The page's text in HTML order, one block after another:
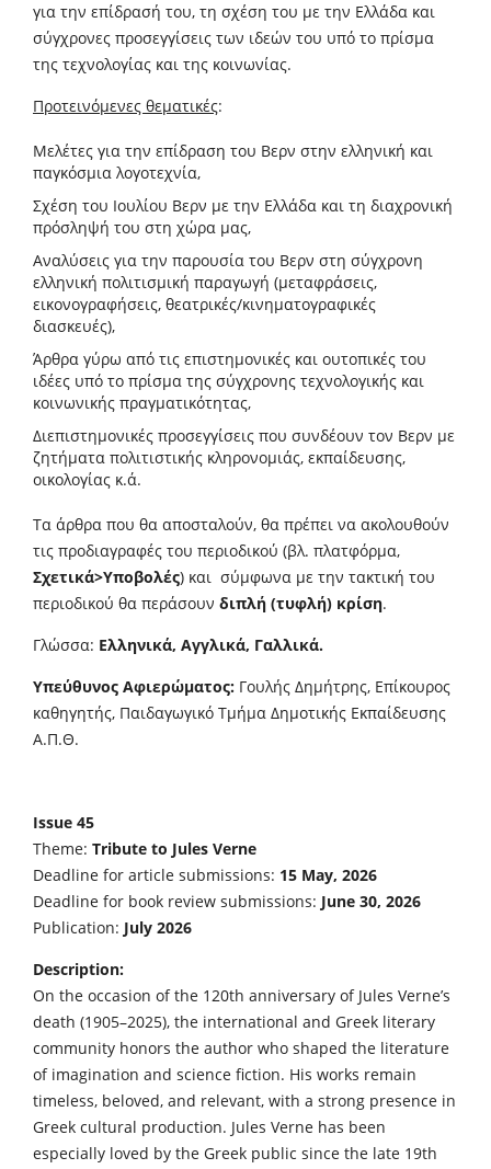
για την επίδρασή του, τη σχέση του με την Ελλάδα και
σύγχρονες προσεγγίσεις των ιδεών του υπό το πρίσμα
της τεχνολογίας και της κοινωνίας.
Προτεινόμενες θεματικές:
Μελέτες για την επίδραση του Βερν στην ελληνική και
παγκόσμια λογοτεχνία,
Σχέση του Ιουλίου Βερν με την Ελλάδα και τη διαχρονική
πρόσληψή του στη χώρα μας,
Αναλύσεις για την παρουσία του Βερν στη σύγχρονη
ελληνική πολιτισμική παραγωγή (μεταφράσεις,
εικονογραφήσεις, θεατρικές/κινηματογραφικές
διασκευές),
Άρθρα γύρω από τις επιστημονικές και ουτοπικές του
ιδέες υπό το πρίσμα της σύγχρονης τεχνολογικής και
κοινωνικής πραγματικότητας,
Διεπιστημονικές προσεγγίσεις που συνδέουν τον Βερν με
ζητήματα πολιτιστικής κληρονομιάς, εκπαίδευσης,
οικολογίας κ.ά.
Τα άρθρα που θα αποσταλούν, θα πρέπει να ακολουθούν
τις προδιαγραφές του περιοδικού (βλ. πλατφόρμα,
Σχετικά>Υποβολές) και σύμφωνα με την τακτική του
περιοδικού θα περάσουν διπλή (τυφλή) κρίση.
Γλώσσα: Ελληνικά, Αγγλικά, Γαλλικά.
Υπεύθυνος Αφιερώματος: Γουλής Δημήτρης, Επίκουρος
καθηγητής, Παιδαγωγικό Τμήμα Δημοτικής Εκπαίδευσης
Α.Π.Θ.
Issue 45
Theme: Tribute to Jules Verne
Deadline for article submissions: 15 May, 2026
Deadline for book review submissions: June 30, 2026
Publication: July 2026
Description:
On the occasion of the 120th anniversary of Jules Verne’s
death (1905–2025), the international and Greek literary
community honors the author who shaped the literature
of imagination and science fiction. His works remain
timeless, beloved, and relevant, with a strong presence in
Greek cultural production. Jules Verne has been
especially loved by the Greek public since the late 19th